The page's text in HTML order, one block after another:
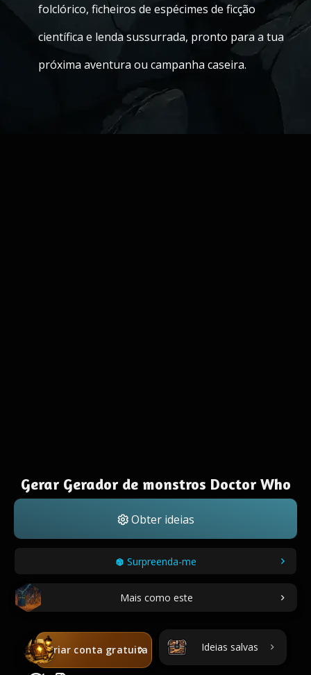
folclórico, ficheiros de espécimes de ficção
científica e lenda sussurrada, pronto para a tua
próxima aventura ou campanha caseira.
Gerar Gerador de monstros Doctor Who
Obter ideias
Surpreenda-me
Mais como este
Criar conta gratuita Ideias salvas